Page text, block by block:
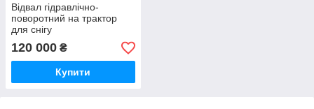
Відвал гідравлічно-
поворотний на трактор
для снігу
120 000 ₴
Купити